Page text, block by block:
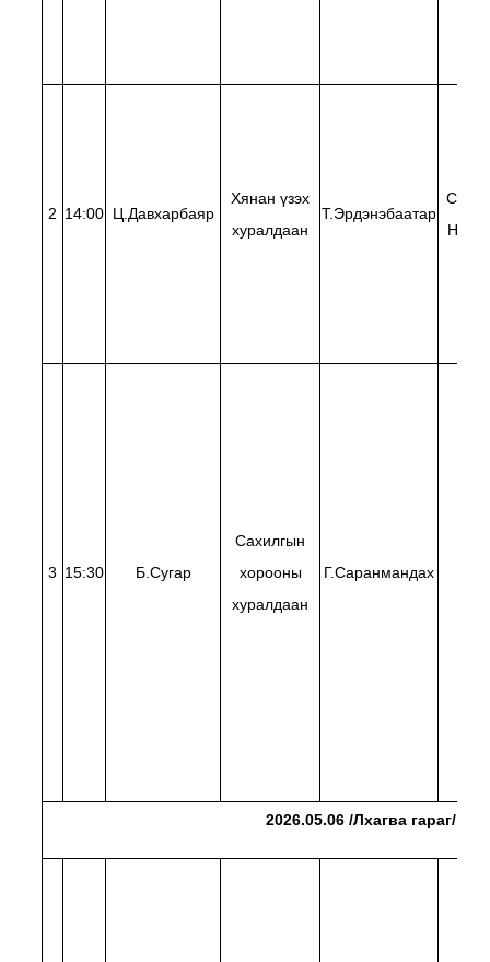
2 14:00 Ц.Давхарбаяр
Хянан үзэх
хуралдаан
Т.Эрдэнэбаатар
3 15:30 Б.Сугар
Сахилгын
хорооны
хуралдаан
Г.Саранмандах
2026.05.06 /Лхагва гараг/